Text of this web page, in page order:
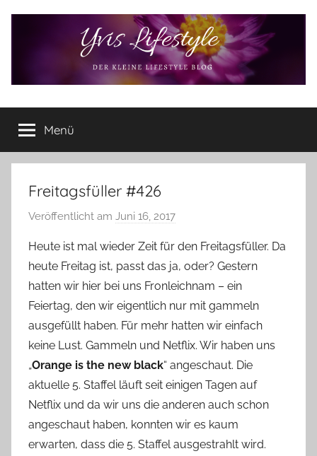
Yvis
Lifestyle
Lifestyle
Blog
–
Lifestyle,
Rezensionen,
Produkttests
vieles
mehr
Menü
Freitagsfüller #426
Veröffentlicht am Juni 16, 2017
n
Y
v
o
n
n
e
Heute ist mal wieder Zeit für den Freitagsfüller. Da
heute Freitag ist, passt das ja, oder? Gestern
hatten wir hier bei uns Fronleichnam – ein
Feiertag, den wir eigentlich nur mit gammeln
ausgefüllt haben. Für mehr hatten wir einfach
keine Lust. Gammeln und Netflix. Wir haben uns
„Orange is the new black“ angeschaut. Die
aktuelle 5. Staffel läuft seit einigen Tagen auf
Netflix und da wir uns die anderen auch schon
angeschaut haben, konnten wir es kaum
erwarten, dass die 5. Staffel ausgestrahlt wird.